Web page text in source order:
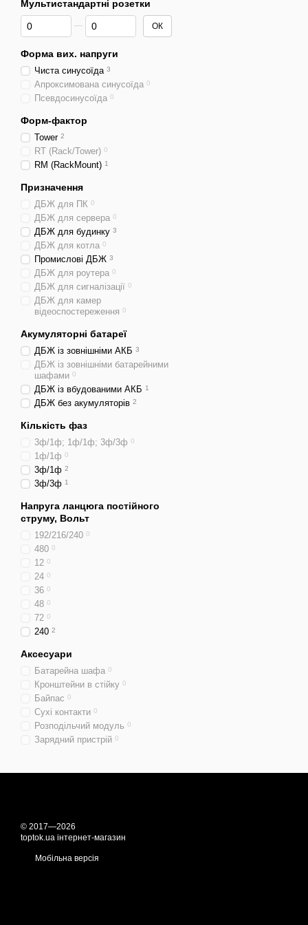
Мультистандартні розетки
Від Мультистандартні розетки
До Мультистандартні розетки ОК
Форма вих. напруги
Чиста синусоїда 3
Апроксимована синусоїда 0
Псевдосинусоїда 0
Форм-фактор
Tower 2
RT (Rack/Tower) 0
RM (RackMount) 1
Призначення
ДБЖ для ПК 0
ДБЖ для сервера 0
ДБЖ для будинку 3
ДБЖ для котла 0
Промислові ДБЖ 3
ДБЖ для роутера 0
ДБЖ для сигналізації 0
ДБЖ для камер
відеоспостереження 0
Акумуляторні батареї
ДБЖ із зовнішніми АКБ 3
ДБЖ із зовнішніми батарейними
шафами 0
ДБЖ із вбудованими АКБ 1
ДБЖ без акумуляторів 2
Кількість фаз
3ф/1ф; 1ф/1ф; 3ф/3ф 0
1ф/1ф 0
3ф/1ф 2
3ф/3ф 1
Напруга ланцюга постійного
струму, Вольт
192/216/240 0
480 0
12 0
24 0
36 0
48 0
72 0
240 2
Аксесуари
Батарейна шафа 0
Кронштейни в стійку 0
Байпас 0
Сухі контакти 0
Розподільчий модуль 0
Зарядний пристрій 0
© 2017—2026
toptok.ua інтернет-магазин
Мобільна версія